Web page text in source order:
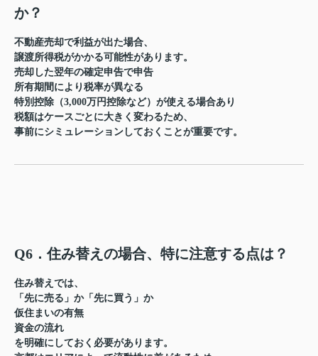
か？
不動産売却で利益が出た場合、
譲渡所得税がかかる可能性があります。
売却した翌年の確定申告で申告
所有期間により税率が異なる
特別控除（3,000万円控除など）が使える場合あり
税額はケースごとに大きく変わるため、
事前にシミュレーションしておくことが重要です。
Q6．住み替えの場合、特に注意する点は？
住み替えでは、
「先に売る」か「先に買う」か
仮住まいの有無
資金の流れ
を明確にしておく必要があります。